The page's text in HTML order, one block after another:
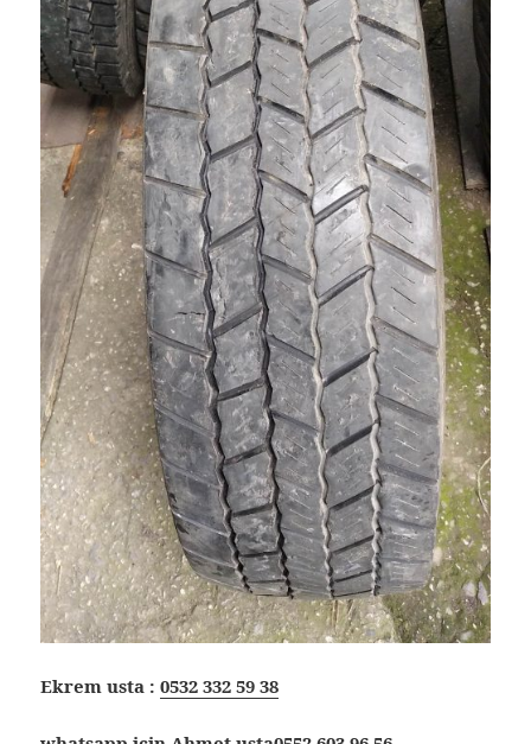
Ekrem usta :0532 332 59 38